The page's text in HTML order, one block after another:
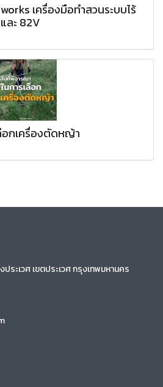
เครื่องมือทำสวนระบบไร้
ละ 82V
อกเครื่องตัดหญ้า
ระเวศ เขตประเวศ กรุงเทพมหานคร